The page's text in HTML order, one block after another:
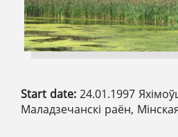
Start date: 24.01.1997
Маладзечанскі раён,